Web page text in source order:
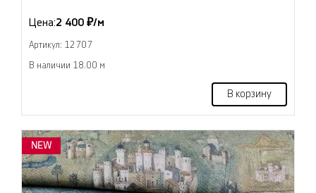
Цена:2 400 ₽/м
Артикул: 12707
В наличии 18.00 м
В корзину
NEW